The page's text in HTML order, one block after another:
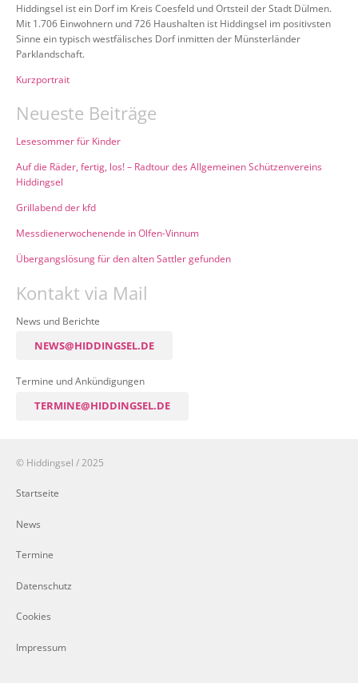
Hiddingsel ist ein Dorf im Kreis Coesfeld und Ortsteil der Stadt Dülmen.
Mit 1.706 Einwohnern und 726 Haushalten ist Hiddingsel im positivsten
Sinne ein typisch westfälisches Dorf inmitten der Münsterländer
Parklandschaft.
Kurzportrait
Neueste Beiträge
Lesesommer für Kinder
Auf die Räder, fertig, los! – Radtour des Allgemeinen Schützenvereins
Hiddingsel
Grillabend der kfd
Messdienerwochenende in Olfen-Vinnum
Übergangslösung für den alten Sattler gefunden
Kontakt via Mail
News und Berichte
NEWS@HIDDINGSEL.DE
Termine und Ankündigungen
TERMINE@HIDDINGSEL.DE
© Hiddingsel / 2025
Startseite
News
Termine
Datenschutz
Cookies
Impressum